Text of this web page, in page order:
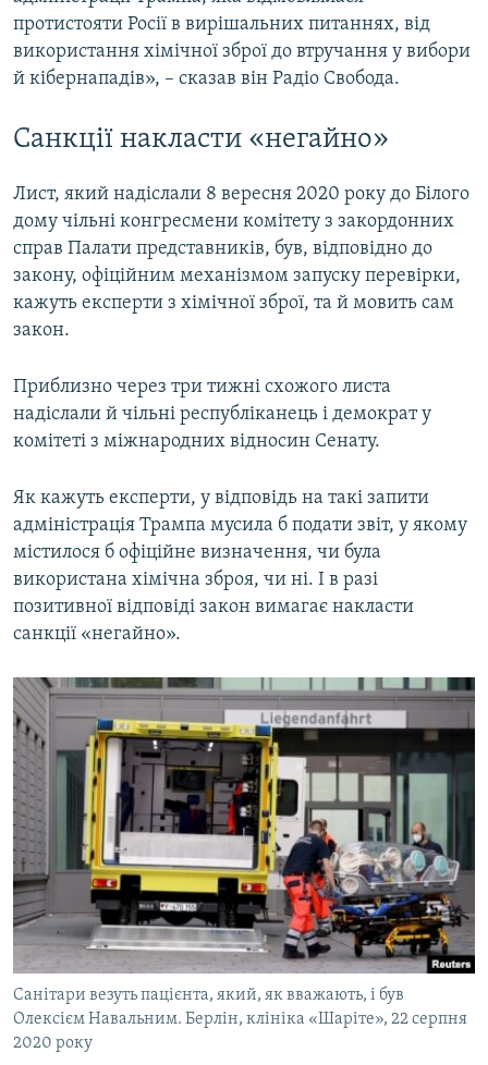
протистояти Росії в вирішальних питаннях, від
використання хімічної зброї до втручання у вибори
й кібернападів», – сказав він Радіо Свобода.
Санкції накласти «негайно»
Лист, який надіслали 8 вересня 2020 року до Білого
дому чільні конгресмени комітету з закордонних
справ Палати представників, був, відповідно до
закону, офіційним механізмом запуску перевірки,
кажуть експерти з хімічної зброї, та й мовить сам
закон.
Приблизно через три тижні схожого листа
надіслали й чільні республіканець і демократ у
комітеті з міжнародних відносин Сенату.
Як кажуть експерти, у відповідь на такі запити
адміністрація Трампа мусила б подати звіт, у якому
містилося б офіційне визначення, чи була
використана хімічна зброя, чи ні. І в разі
позитивної відповіді закон вимагає накласти
санкції «негайно».
Санітари везуть пацієнта, який, як вважають, і був
Олексієм Навальним. Берлін, клініка «Шаріте», 22 серпня
2020 року